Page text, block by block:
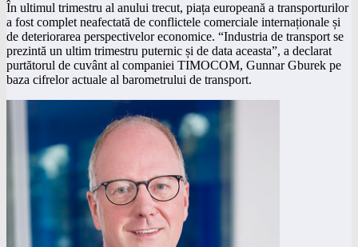
În ultimul trimestru al anului trecut, piața europeană a transporturilor
a fost complet neafectată de conflictele comerciale internaționale și
de deteriorarea perspectivelor economice. “Industria de transport se
prezintă un ultim trimestru puternic și de data aceasta”, a declarat
purtătorul de cuvânt al companiei TIMOCOM, Gunnar Gburek pe
baza cifrelor actuale al barometrului de transport.